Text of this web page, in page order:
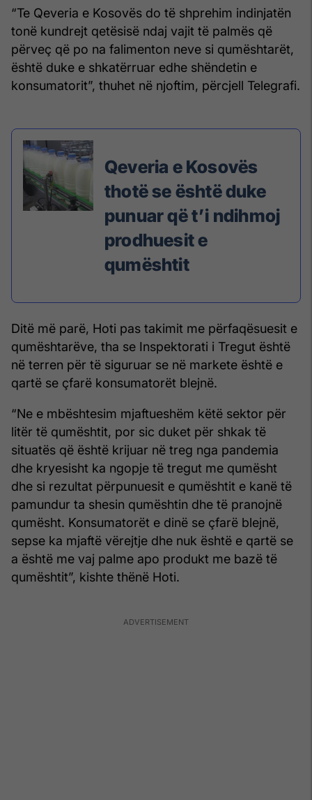
“Te Qeveria e Kosovës do të shprehim indinjatën
tonë kundrejt qetësisë ndaj vajit të palmës që
përveç që po na falimenton neve si qumështarët,
është duke e shkatërruar edhe shëndetin e
konsumatorit”, thuhet në njoftim, përcjell Telegrafi.
Qeveria e Kosovës
thotë se është duke
punuar që t’i ndihmoj
prodhuesit e
qumështit
Ditë më parë, Hoti pas takimit me përfaqësuesit e
qumështarëve, tha se Inspektorati i Tregut është
në terren për të siguruar se në markete është e
qartë se çfarë konsumatorët blejnë.
“Ne e mbështesim mjaftueshëm këtë sektor për
litër të qumështit, por sic duket për shkak të
situatës që është krijuar në treg nga pandemia
dhe kryesisht ka ngopje të tregut me qumësht
dhe si rezultat përpunuesit e qumështit e kanë të
pamundur ta shesin qumështin dhe të pranojnë
qumësht. Konsumatorët e dinë se çfarë blejnë,
sepse ka mjaftë vërejtje dhe nuk është e qartë se
a është me vaj palme apo produkt me bazë të
qumështit”, kishte thënë Hoti.